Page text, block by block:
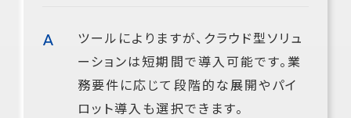
ツールによりますが、クラウド型ソリュ
ーションは短期間で導入可能です。業
務要件に応じて段階的な展開やパイ
ロット導入も選択できます。